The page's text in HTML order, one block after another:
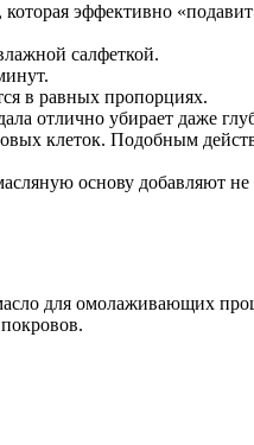
эффективно
салфеткой.
в равных пропорциях.
отлично убирает даже
клеток. Подобным
основу добавляют
для омолаживающих